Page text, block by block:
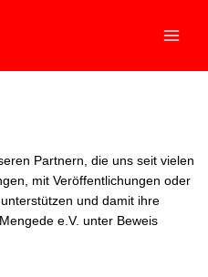
Partnern, die uns seit vielen
mit Veröffentlichungen oder
und damit ihre
e.V. unter Beweis